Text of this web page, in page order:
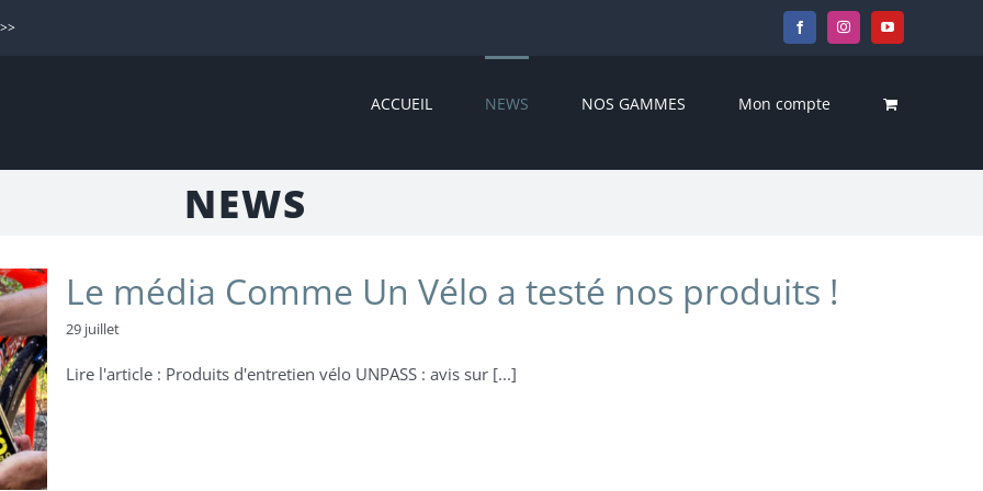
FacebookInstagramYouTube
ACCUEIL NEWS NOS GAMMES Mon compte
NEWS
Le média Comme Un Vélo a testé nos produits !
29 juillet
Lire l'article : Produits d'entretien vélo UNPASS : avis sur [...]